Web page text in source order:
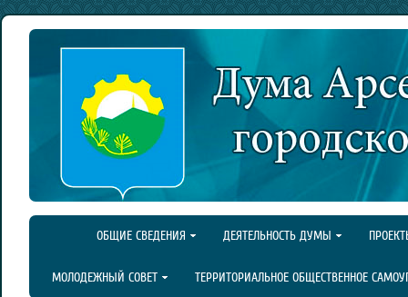
ОБЩИЕ СВЕДЕНИЯ ДЕЯТЕЛЬНОСТЬ ДУМЫ
МОЛОДЕЖНЫЙ СОВЕТ ТЕРРИТОРИАЛЬНОЕ ОБЩЕСТВЕННОЕ